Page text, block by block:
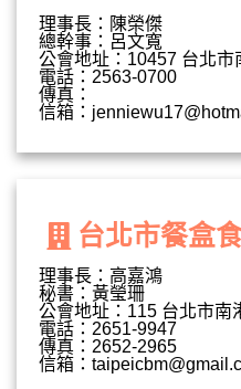
理事長：陳榮傑
總幹事：呂文寬
公會地址：10457 台北
電話：2563-0700
傳真：
信箱：
台北市餐盒
理事長：高嘉鴻
秘書：黃瑩珊
公會地址：115 台北市南
電話：2651-9947
傳真：2652-2965
信箱：